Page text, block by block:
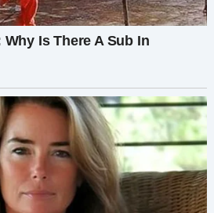
— сказала я. — Либо выкупи
верни её. И если ты не
нам стоит переосмыслить
Он спорил,
пытался давить на
всё, что когда-то сделал
на своём. Я больше не
ему манипулировать